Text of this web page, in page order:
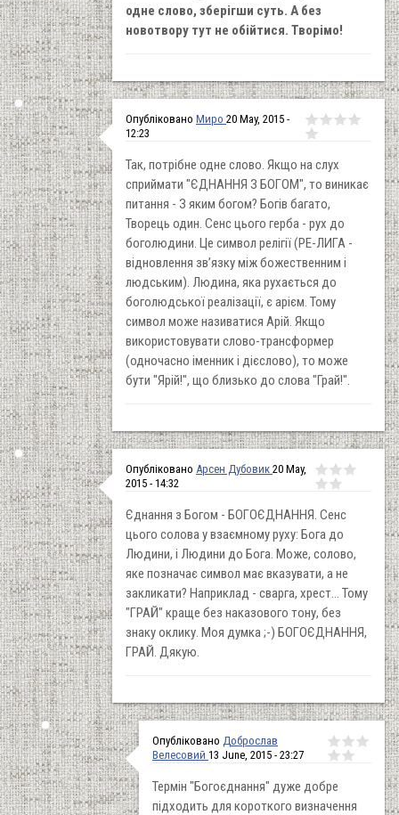
одне слово, зберігши суть. А без
новотвору тут не обійтися. Творімо!
Опубліковано Миро 20 May, 2015 -
12:23
Так, потрібне одне слово. Якщо на слух
сприймати "ЄДНАННЯ З БОГОМ", то виникає
питання - З яким богом? Богів багато,
Творець один. Сенс цього герба - рух до
боголюдини. Це символ релігії (РЕ-ЛИГА -
відновлення зв’язку між божественним і
людським). Людина, яка рухається до
боголюдської реалізації, є арієм. Тому
символ може називатися Арій. Якщо
використовувати слово-трансформер
(одночасно іменник і дієслово), то може
бути "Ярій!", що близько до слова "Грай!".
Опубліковано Арсен Дубовик 20 May,
2015 - 14:32
Єднання з Богом - БОГОЄДНАННЯ. Сенс
цього солова у взаємному руху: Бога до
Людини, і Людини до Бога. Може, солово,
яке позначає символ має вказувати, а не
закликати? Наприклад - сварга, хрест... Тому
"ГРАЙ" краще без наказового тону, без
знаку оклику. Моя думка ;-) БОГОЄДНАННЯ,
ГРАЙ. Дякую.
Опубліковано Доброслав
Велесовий 13 June, 2015 - 23:27
Термін "Богоєднання" дуже добре
підходить для короткого визначення